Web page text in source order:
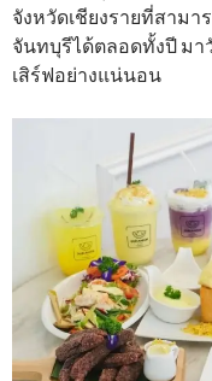
จังหวัดเชียงรายที่สามา
จันทบุรีได้ตลอดทั้งปี มา
เสิร์ฟอย่างแน่นอน